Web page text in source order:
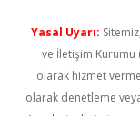
Yasal Uyarı:
ve İletişim Kurumu
olarak hizmet
olarak denetleme